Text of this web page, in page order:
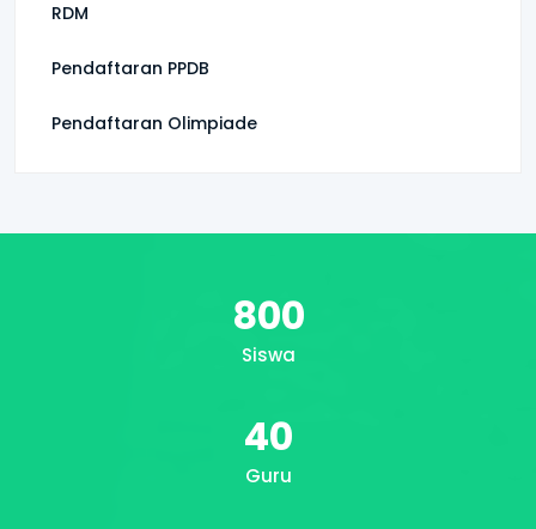
RDM
Pendaftaran PPDB
Pendaftaran Olimpiade
800
Siswa
40
Guru